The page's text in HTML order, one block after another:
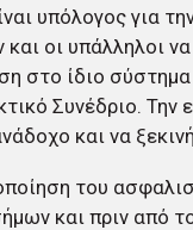
υπόλογος για
και οι υπάλληλοι
στο ίδιο σύστημα
Συνέδριο.
και να
του
και πριν από